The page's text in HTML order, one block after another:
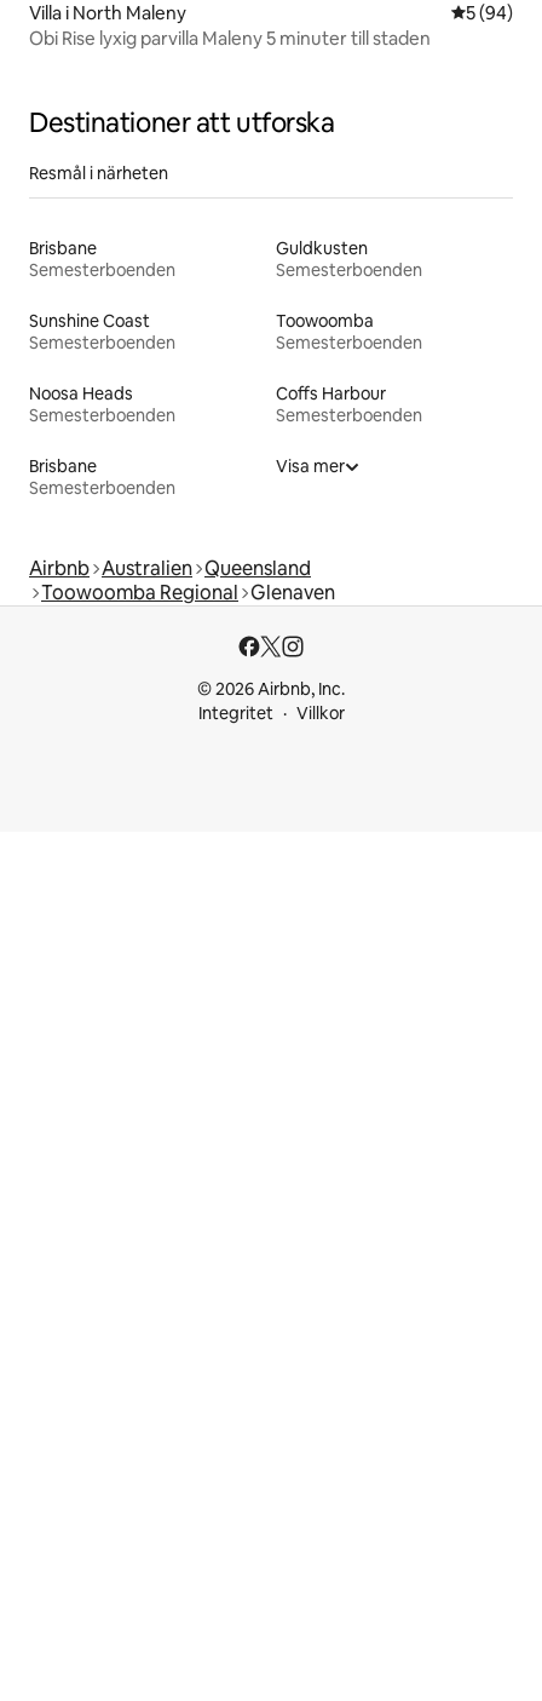
Villa i North Maleny 5 av 5 i
5 (94)
Obi Rise lyxig parvilla Maleny 5 minuter till staden
Destinationer att utforska
Resmål i närheten
Brisbane
Semesterboenden
Guldkusten
Semesterboenden
Sunshine Coast
Semesterboenden
Toowoomba
Semesterboenden
Noosa Heads
Semesterboenden
Coffs Harbour
Semesterboenden
Brisbane
Semesterboenden
Visa mer
Airbnb Australien Queensland
Toowoomba Regional Glenaven
© 2026 Airbnb, Inc.
Integritet
Villkor